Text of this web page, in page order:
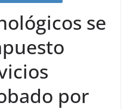
se
por